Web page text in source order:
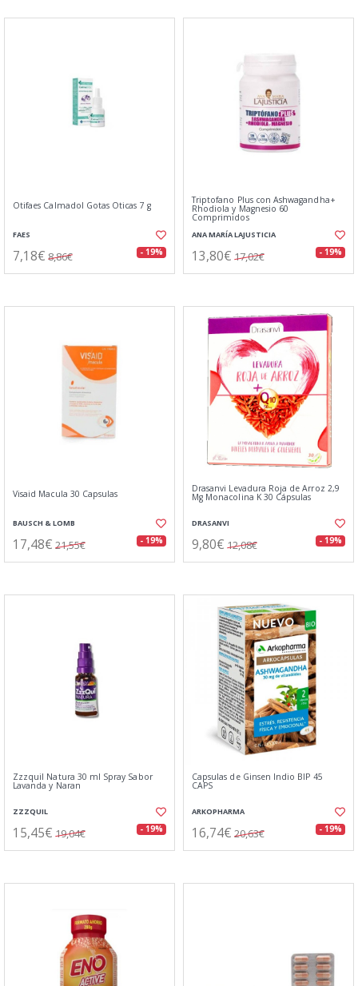
Otifaes Calmadol Gotas Oticas 7 g
FAES
7,18€ 8,86€ - 19%
Triptofano Plus con Ashwagandha+
Rhodiola y Magnesio 60
Comprimidos
ANA MARÍA LAJUSTICIA
13,80€ 17,02€ - 19%
Visaid Macula 30 Capsulas
BAUSCH & LOMB
17,48€ 21,55€ - 19%
Drasanvi Levadura Roja de Arroz 2,9
Mg Monacolina K 30 Cápsulas
DRASANVI
9,80€ 12,08€ - 19%
Zzzquil Natura 30 ml Spray Sabor
Lavanda y Naran
ZZZQUIL
15,45€ 19,04€ - 19%
Capsulas de Ginsen Indio BIP 45
CAPS
ARKOPHARMA
16,74€ 20,63€ - 19%